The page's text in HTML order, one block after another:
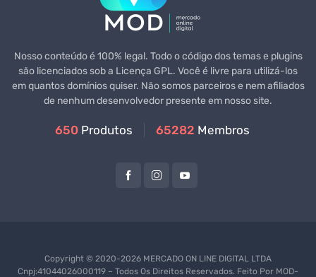
Nosso conteúdo é 100% legal. Todo o código dos temas e plugins
são licenciados sob a Licença GPL. Você é livre para utilizá-los
em quantos domínios quiser. Não somos parceiros e nem afiliados
de nenhum desenvolvedor presente em nosso site.
650 Produtos 65282 Membros
Copyright © 2020-2026 MERCADO ON LINE DIGITAL LTDA
Cnpj:41044026000119 – Todos Os Direitos Reservados. Feito Por MOD-